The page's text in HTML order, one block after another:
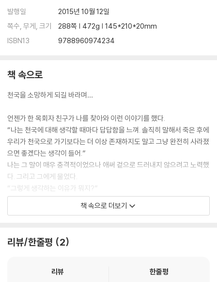
발행일
2015년 10월 12일
쪽수, 무게, 크기
288쪽 | 472g | 145*210*20mm
ISBN13
9788960974234
책 속으로
천국을 소망하게 되길 바라며…
언젠가 한 목회자 친구가 나를 찾아와 이런 이야기를 했다.
“나는 천국에 대해 생각할 때마다 답답함을 느껴. 솔직히 말해서 죽은 후에
우리가 천국으로 가기보다는 더 이상 존재하지도 말고 그냥 완전히 사라졌
으면 좋겠다는 생각이 들어.”
나는 그 말이 매우 충격적이었으나 애써 겉으로 드러내지 않으려고 노력했
다. 그리고 그에게 물었다.
“그렇게 생각하는 이유가 뭐지?”
“우리가 천국에서 지겨운 생활을 영원히 계속한다고 생각하면 도저히 참
을 수 없을 것 같아. 아무것도 하는 일 없이 하프나 튕기면서 구름 속을 떠
은 후에 천국에서 따분하게 영원히 살기보다는 차라리 없어져버렸으면 좋
성경을 믿고 대학교에서 신학 교육도 받은 목회자라는 이 친구가 도대체
책 속으로 더보기
리뷰/한줄평 2
리뷰
한줄평